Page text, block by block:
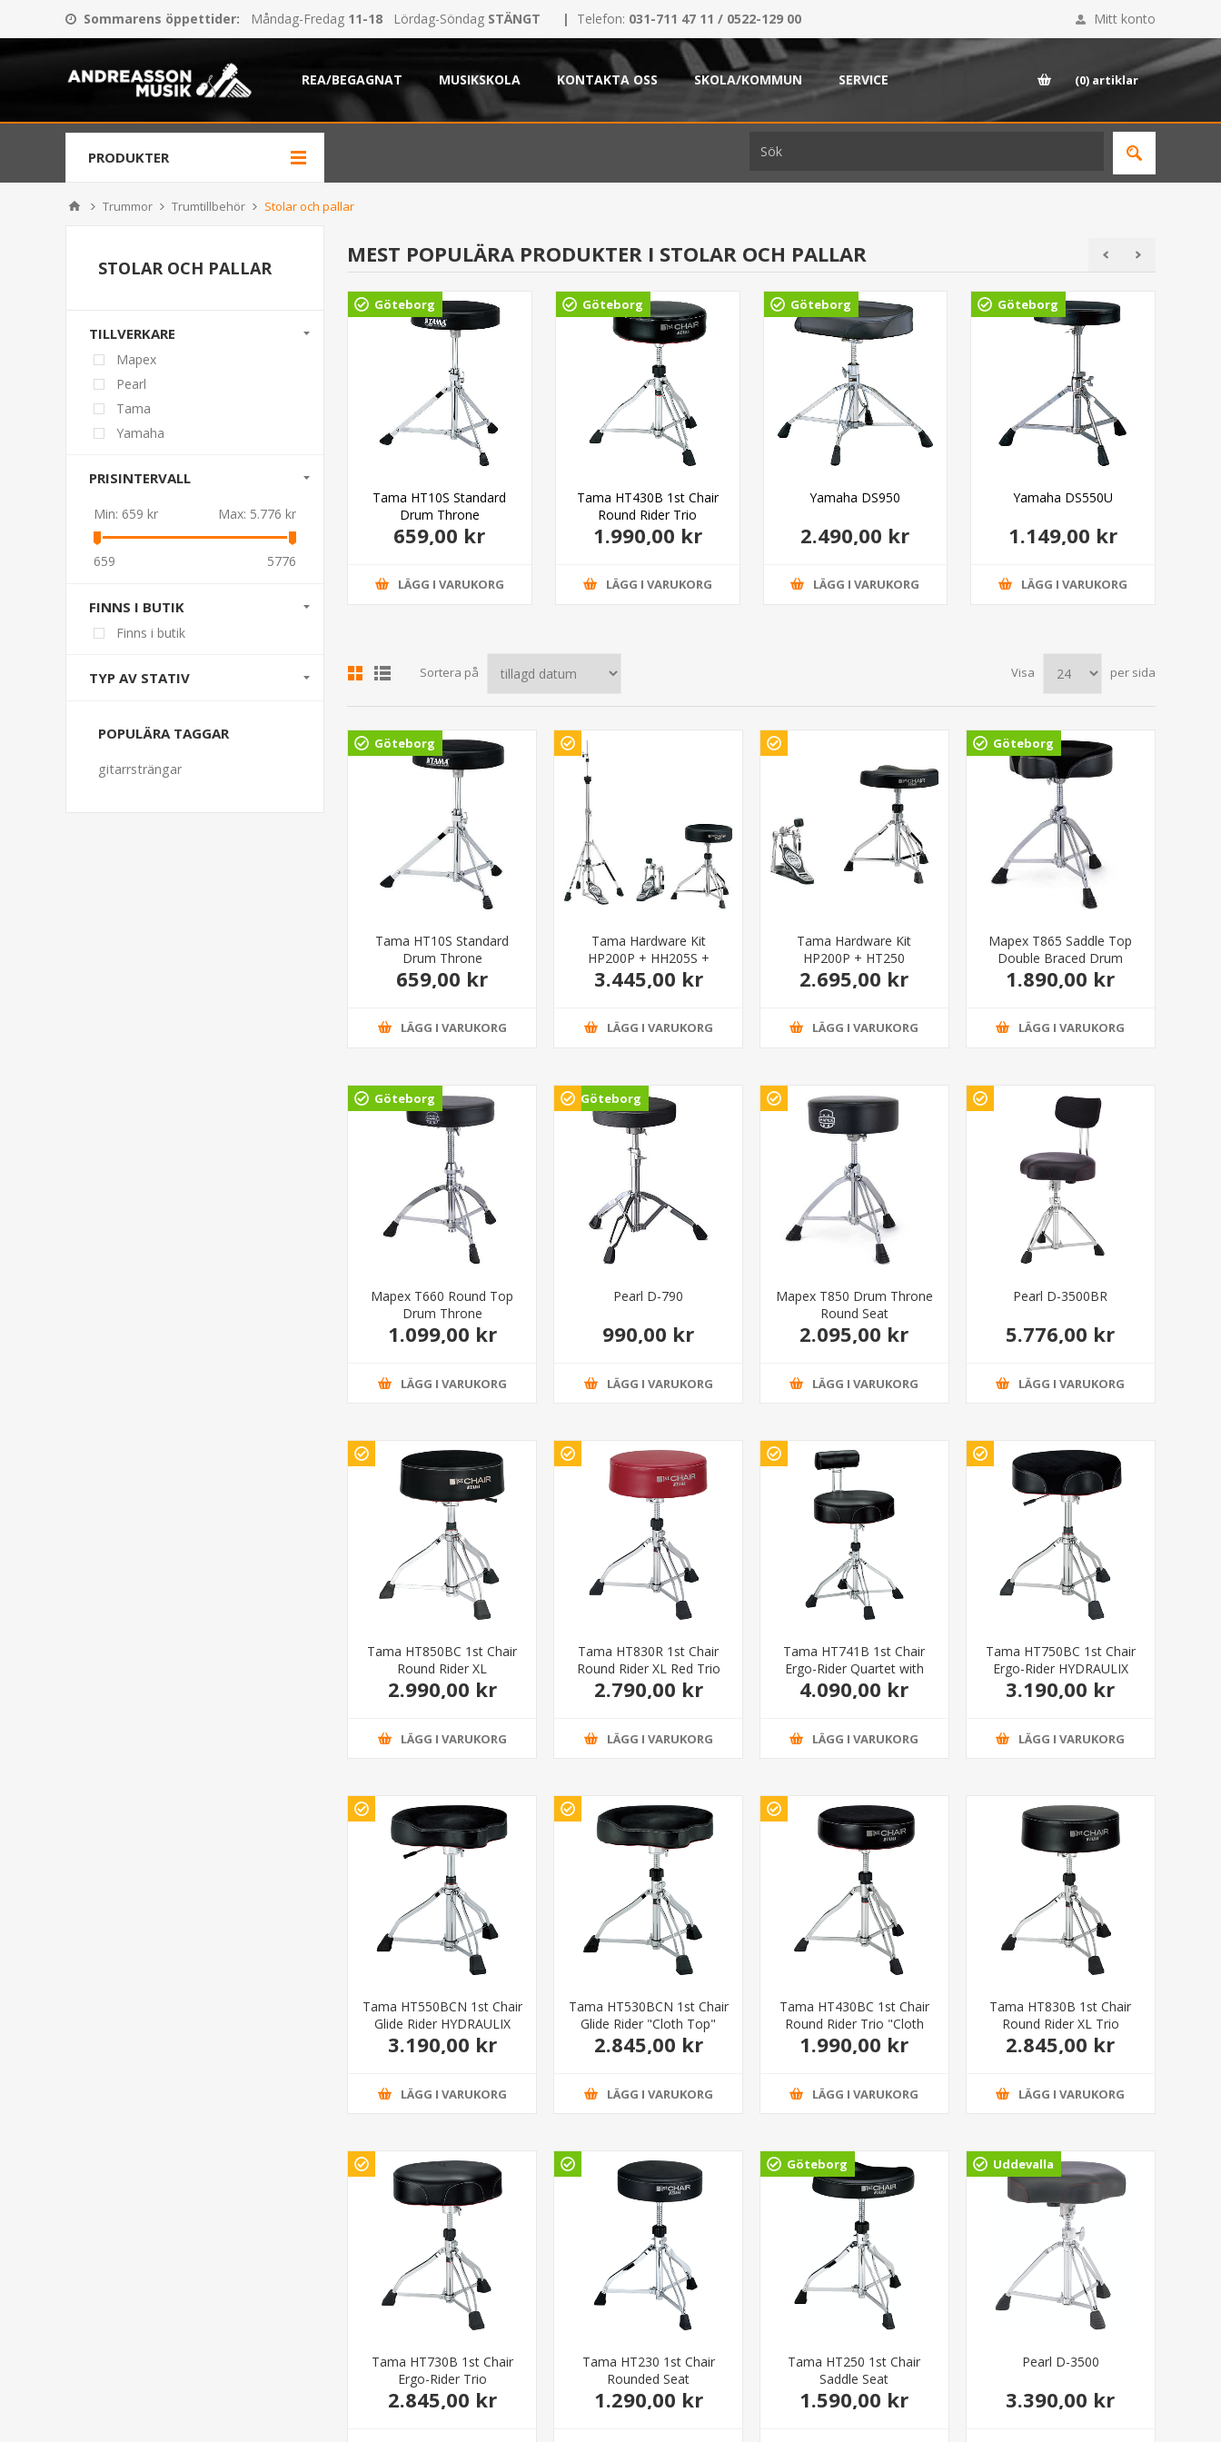
Sommarens öppettider: Måndag-Fredag 11-18 Lördag-Söndag STÄNGT | Telefon: 031-711 47 11 / 0522-129 00 Mitt konto
REA/BEGAGNAT MUSIKSKOLA KONTAKTA OSS SKOLA/KOMMUN SERVICE (0) artiklar
PRODUKTER
Trummor Trumtillbehör Stolar och pallar
MEST POPULÄRA PRODUKTER I STOLAR OCH PALLAR
1.590,00 kr
Göteborg
Tama HT10S Standard
Drum Throne
659,00 kr
LÄGG I VARUKORG
Göteborg
Tama HT430B 1st Chair
Round Rider Trio
1.990,00 kr
LÄGG I VARUKORG
Göteborg
Yamaha DS950
2.490,00 kr
LÄGG I VARUKORG
Göteborg
Yamaha DS550U
1.149,00 kr
LÄGG I VARUKORG
Sortera på Visa per sida
Göteborg
Tama HT10S Standard
Drum Throne
659,00 kr
LÄGG I VARUKORG
Tama Hardware Kit
HP200P + HH205S +
HT230
3.445,00 kr
LÄGG I VARUKORG
Tama Hardware Kit
HP200P + HT250
2.695,00 kr
LÄGG I VARUKORG
Göteborg
Mapex T865 Saddle Top
Double Braced Drum
Throne
1.890,00 kr
LÄGG I VARUKORG
Göteborg
Mapex T660 Round Top
Drum Throne
1.099,00 kr
LÄGG I VARUKORG
Göteborg
Pearl D-790
990,00 kr
LÄGG I VARUKORG
Mapex T850 Drum Throne
Round Seat
2.095,00 kr
LÄGG I VARUKORG
Pearl D-3500BR
5.776,00 kr
LÄGG I VARUKORG
Tama HT850BC 1st Chair
Round Rider XL
HYDRAULIX "Cloth Top"
2.990,00 kr
LÄGG I VARUKORG
Tama HT830R 1st Chair
Round Rider XL Red Trio
2.790,00 kr
LÄGG I VARUKORG
Tama HT741B 1st Chair
Ergo-Rider Quartet with
Backrest
4.090,00 kr
LÄGG I VARUKORG
Tama HT750BC 1st Chair
Ergo-Rider HYDRAULIX
"Cloth Top"
3.190,00 kr
LÄGG I VARUKORG
Tama HT550BCN 1st Chair
Glide Rider HYDRAULIX
"Cloth Top"
3.190,00 kr
LÄGG I VARUKORG
Tama HT530BCN 1st Chair
Glide Rider "Cloth Top"
2.845,00 kr
LÄGG I VARUKORG
Tama HT430BC 1st Chair
Round Rider Trio "Cloth
Top"
1.990,00 kr
LÄGG I VARUKORG
Tama HT830B 1st Chair
Round Rider XL Trio
2.845,00 kr
LÄGG I VARUKORG
Tama HT730B 1st Chair
Ergo-Rider Trio
2.845,00 kr
Tama HT230 1st Chair
Rounded Seat
1.290,00 kr
Göteborg
Tama HT250 1st Chair
Saddle Seat
1.590,00 kr
Uddevalla
Pearl D-3500
3.390,00 kr
STOLAR OCH PALLAR
TILLVERKARE
Mapex
Pearl
Tama
Yamaha
PRISINTERVALL
Min: 659 kr Max: 5.776 kr
659 5776
FINNS I BUTIK
Finns i butik
TYP AV STATIV
POPULÄRA TAGGAR
gitarrsträngar